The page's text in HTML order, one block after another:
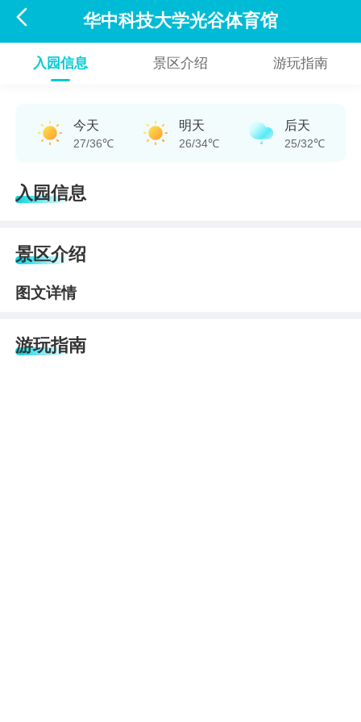
 华中科技大学光谷体育馆
入园信息 景区介绍 游玩指南
今天
27/36℃
明天
26/34℃
后天
25/32℃
入园信息
景区介绍
图文详情
游玩指南